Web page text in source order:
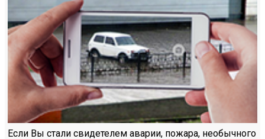
Если Вы стали свидетелем аварии, пожара, необычного